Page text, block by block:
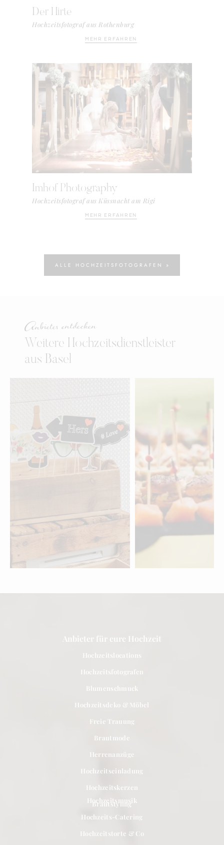
Der Hirte
Hochzeitsfotograf aus Rothenburg
MEHR ERFAHREN
Imhof Photography
Hochzeitsfotograf aus Küssnacht am Rigi
MEHR ERFAHREN
ALLE HOCHZEITSFOTOGRAFEN »
Anbieter entdecken
Weitere Hochzeitsdienstleister
aus Basel
Anbieter für eure Hochzeit
Hochzeitslocations
Hochzeitsfotografen
Blumenschmuck
Hochzeitsdeko & Möbel
Freie Trauung
Brautmode
Herrenanzüge
Hochzeitseinladung
Hochzeitskerzen
Brautstyling
Hochzeitsmusik
Hochzeits-Catering
Hochzeitstorte & Co